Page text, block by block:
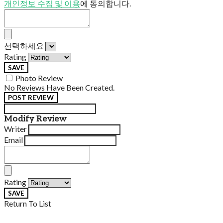
개인정보 수집 및 이용에 동의합니다.
선택하세요
Rating
SAVE
Photo Review
No Reviews Have Been Created.
POST REVIEW
Modify Review
Writer
Email
Rating
SAVE
Return To List